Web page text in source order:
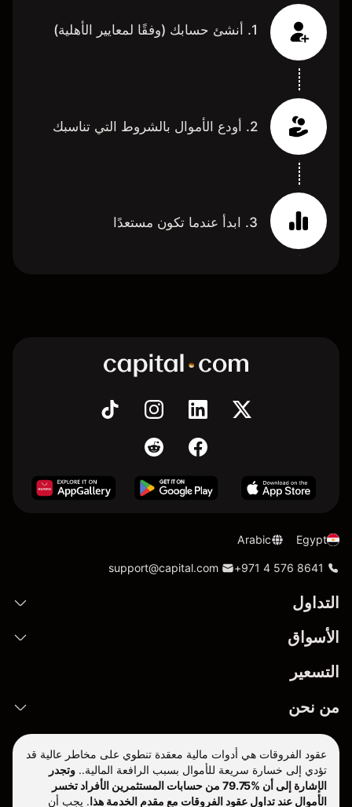
1. أنشئ حسابك (وفقًا لمعايير الأهلية)
2. أودع الأموال بالشروط التي تناسبك
3. ابدأ عندما تكون مستعدًا
Egypt
Arabic
+971 4 576 8641
support@capital.com
التداول
الأسواق
التسعير
من نحن
عقود الفروقات هي أدوات مالية معقدة تنطوي على مخاطر عالية قد
تؤدي إلى خسارة سريعة للأموال بسبب الرافعة المالية.. وتجدر
الإشارة إلى أن %79.75 من حسابات المستثمرين الأفراد تخسر
الأموال عند تداول عقود الفروقات مع مقدم الخدمة هذا. يجب أن